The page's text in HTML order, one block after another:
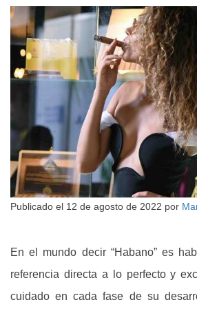
Publicado el 12 de agosto de 2022 por
En el mundo decir “Habano” es
referencia directa a lo perfecto y
cuidado en cada fase de su